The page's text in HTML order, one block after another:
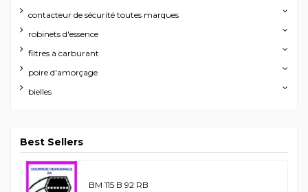
contacteur de sécurité toutes marques
robinets d'essence
filtres à carburant
poire d'amorçage
bielles
Best Sellers
BM 115 B 92 RB